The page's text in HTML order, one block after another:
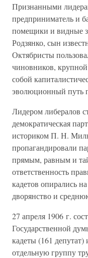
Признанными
предприниматель и
помещики и видные
Родзянко, сын
Октябристы
чиновников,
собой
эволюционный путь
Лидером либералов
демократическая
историком П. Н.
пропагандировали
прямым, равным и
ответственность
кадетов опирались
дворянство и
27 апреля 1906 г.
Государственной
кадеты (161 депутат)
отдельную группу